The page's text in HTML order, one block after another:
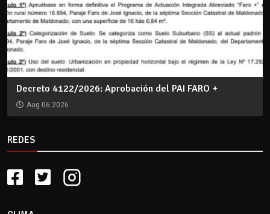
Decreto 4122/2026: Aprobación del PAI FARO +
Aug 06 2026
REDES